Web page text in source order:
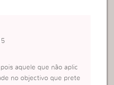
aquele que não aplic
no objectivo que prete